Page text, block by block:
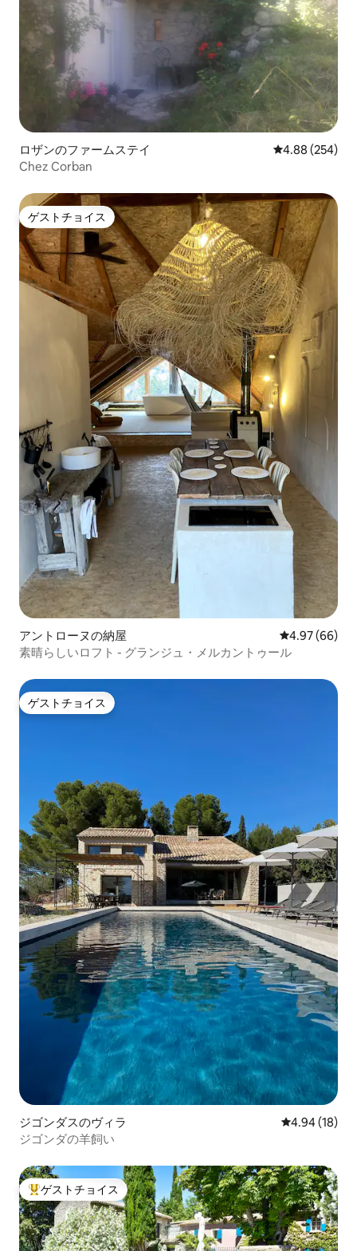
ロザンのファームステイ レビュー254
4.88 (254)
Chez Corban
ゲストチョイス
ゲストチョイス
アントローヌの納屋 レビュー66
4.97 (66)
素晴らしいロフト - グランジュ・メルカントゥール
ゲストチョイス
ゲストチョイス
ジゴンダスのヴィラ レビュー18
4.94 (18)
ジゴンダの羊飼い
大好評のゲストチョイスです。
ゲストチョイス